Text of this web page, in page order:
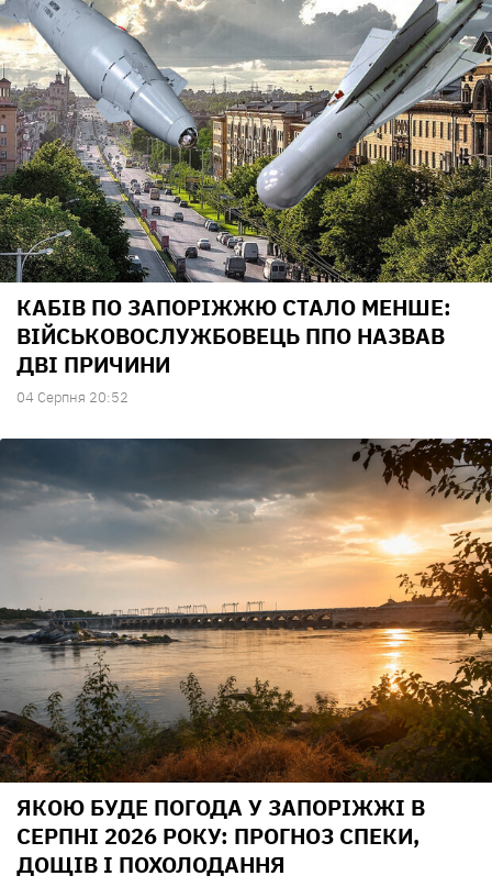
КАБІВ ПО ЗАПОРІЖЖЮ СТАЛО МЕНШЕ:
ВІЙСЬКОВОСЛУЖБОВЕЦЬ ППО НАЗВАВ
ДВІ ПРИЧИНИ
04 Серпня 20:52
ЯКОЮ БУДЕ ПОГОДА У ЗАПОРІЖЖІ В
СЕРПНІ 2026 РОКУ: ПРОГНОЗ СПЕКИ,
ДОЩІВ І ПОХОЛОДАННЯ